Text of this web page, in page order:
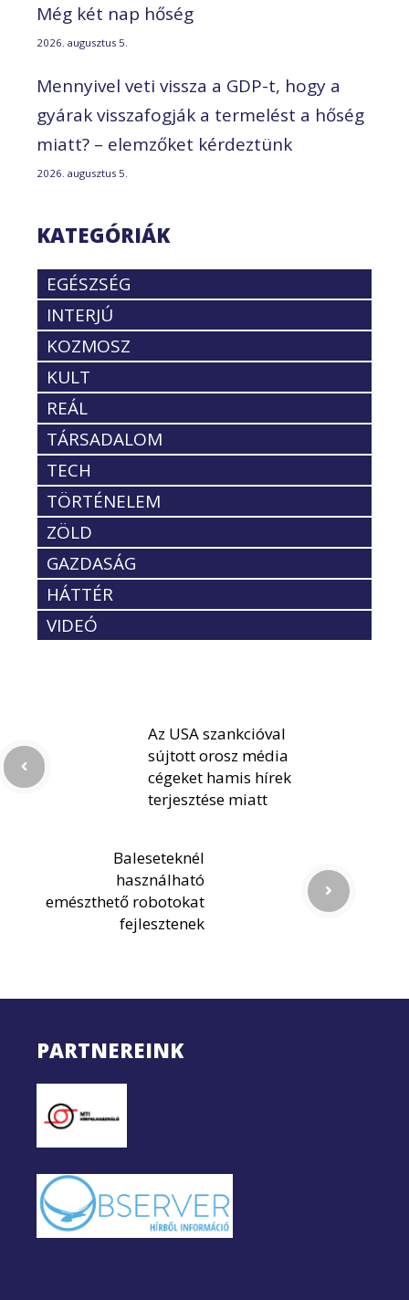
Még két nap hőség
2026. augusztus 5.
Mennyivel veti vissza a GDP-t, hogy a
gyárak visszafogják a termelést a hőség
miatt? – elemzőket kérdeztünk
2026. augusztus 5.
KATEGÓRIÁK
EGÉSZSÉG
INTERJÚ
KOZMOSZ
KULT
REÁL
TÁRSADALOM
TECH
TÖRTÉNELEM
ZÖLD
GAZDASÁG
HÁTTÉR
VIDEÓ
Az USA szankcióval
sújtott orosz média
cégeket hamis hírek
terjesztése miatt
Baleseteknél
használható
emészthető robotokat
fejlesztenek
PARTNEREINK